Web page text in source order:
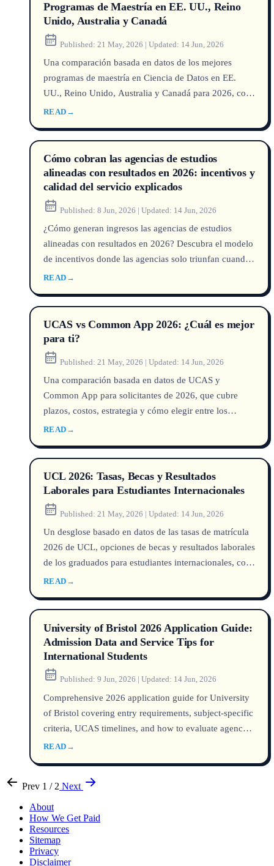
Programas de Maestría en EE. UU., Reino
Unido, Australia y Canadá
Published: 21 May, 2026 | Updated: 14 Jun, 2026
Una comparación basada en datos de los mejores
programas de maestría en Ciencia de Datos en EE.
UU., Reino Unido, Australia y Canadá para 2026, con
resultados de colocación y tendencias de solicitantes.
READ →
Cómo cobran las agencias de estudios
alineadas con resultados en 2026: incentivos y
calidad del servicio explicados
Published: 8 Jun, 2026 | Updated: 14 Jun, 2026
¿Cómo generan ingresos las agencias de estudios
alineadas con resultados en 2026? Descubra el modelo
de incentivos donde las agencias solo triunfan cuando
los estudiantes lo hacen, impulsando una mayor
READ →
UCAS vs Common App 2026: ¿Cuál es mejor
para ti?
Published: 21 May, 2026 | Updated: 14 Jun, 2026
Una comparación basada en datos de UCAS y
Common App para solicitantes de 2026, que cubre
plazos, costos, estrategia y cómo elegir entre los
sistemas del Reino Unido y EE. UU.
READ →
UCL 2026: Tasas, Becas y Resultados
Laborales para Estudiantes Internacionales
Published: 21 May, 2026 | Updated: 14 Jun, 2026
Un desglose basado en datos de las tasas de matrícula
2026 de UCL, opciones de becas y resultados laborales
de los graduados para estudiantes internacionales, con
datos de seguimiento propios.
READ →
University of Bristol 2026 Application Guide:
Admission Data and Service Tips for
International Students
Published: 9 Jun, 2026 | Updated: 14 Jun, 2026
Comprehensive 2026 application guide for University
of Bristol covering entry requirements, subject-specific
criteria, UCAS timelines, and how to evaluate agency
experience with Bristol applications.
READ →
Prev 1 / 2 Next
About
How We Get Paid
Resources
Sitemap
Privacy
Disclaimer